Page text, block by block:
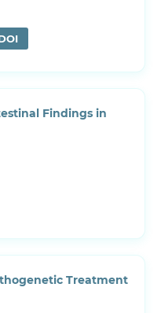
Findings in
Treatment